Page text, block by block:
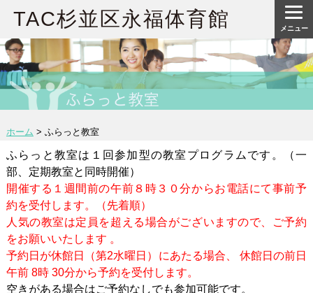
TAC杉並区永福体育館
ホーム > ふらっと教室
ふらっと教室は１回参加型の教室プログラムです。（一
部、定期教室と同時開催）
開催する１週間前の午前８時３０分からお電話にて事前予
約を受付します。（先着順）
人気の教室は定員を超える場合がございますので、ご予約
をお願いいたします 。
予約日が休館日（第2水曜日）にあたる場合、 休館日の前日
午前 8時 30分から予約を受付します。
空きがある場合はご予約なしでも参加可能です。
メニュー